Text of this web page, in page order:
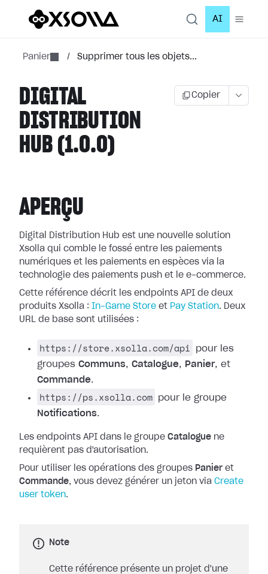
AI
Panier / Supprimer tous les objets...
DIGITAL
DISTRIBUTION
HUB (1.0.0)
Copier
APERÇU
Digital Distribution Hub est une nouvelle solution
Xsolla qui comble le fossé entre les paiements
numériques et les paiements en espèces via la
technologie des paiements push et le e-commerce.
Cette référence décrit les endpoints API de deux
produits Xsolla : In-Game Store et Pay Station. Deux
URL de base sont utilisées :
https://store.xsolla.com/api
pour les
groupes Communs, Catalogue, Panier, et
Commande.
https://ps.xsolla.com
pour le groupe
Notifications.
Les endpoints API dans le groupe Catalogue ne
requièrent pas d'autorisation.
Pour utiliser les opérations des groupes Panier et
Commande, vous devez générer un jeton via Create
user token.
Note
Cette référence présente un projet d'une